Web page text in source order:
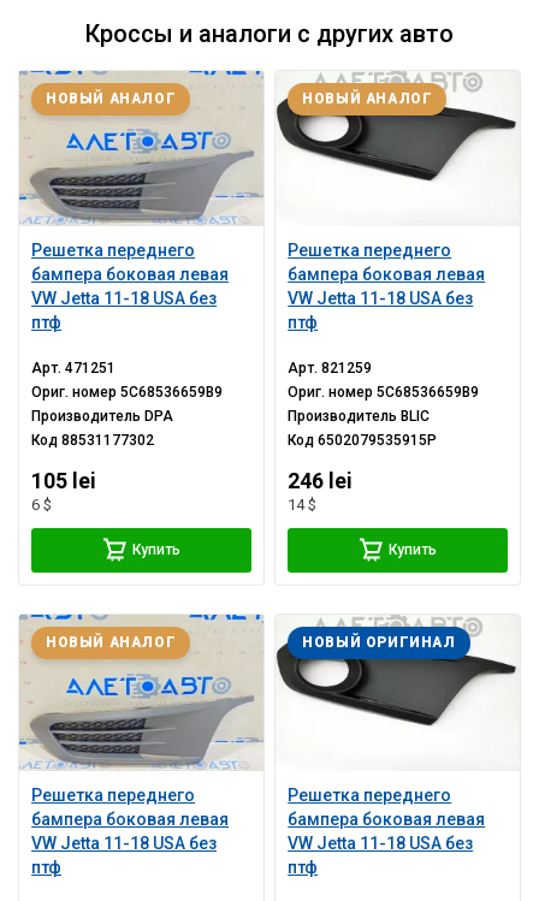
Кроссы и аналоги с других авто
Решетка переднего
бампера боковая левая
VW Jetta 11-18 USA без
птф
НОВЫЙ АНАЛОГ
Арт.471251
Ориг. номер5C68536659B9
Производитель DPA
Код88531177302
105 lei
6 $
Купить
Решетка переднего
бампера боковая левая
VW Jetta 11-18 USA без
птф
НОВЫЙ АНАЛОГ
Арт.821259
Ориг. номер5C68536659B9
Производитель BLIC
Код6502079535915P
246 lei
14 $
Купить
Решетка переднего
бампера боковая левая
VW Jetta 11-18 USA без
птф
НОВЫЙ АНАЛОГ
Решетка переднего
бампера боковая левая
VW Jetta 11-18 USA без
птф
НОВЫЙ ОРИГИНАЛ